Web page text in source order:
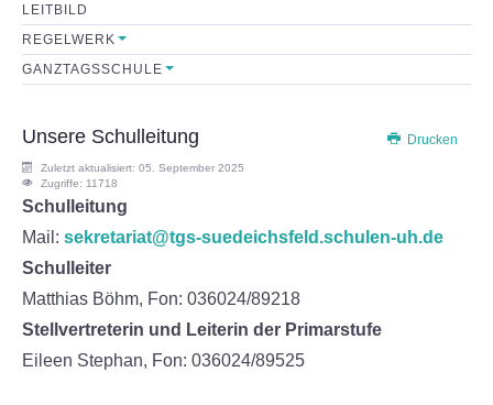
Schulleitung
Sekretariat
Lehrerkollegium
Mitarbeiter
Schulkonferenz
FÖRDERVEREIN
Initiative
LEITBILD
REGELWERK
GANZTAGSSCHULE
Drucken
Unsere Schulleitung
Zuletzt aktualisiert: 05. September 2025
Zugriffe: 11718
Schulleitung
Mail: sekretariat@tgs-suedeichsfeld.schulen-uh.de
Schulleiter
Matthias Böhm, Fon: 036024/89218
Stellvertreterin und Leiterin der Primarstufe
Eileen Stephan, Fon: 036024/89525